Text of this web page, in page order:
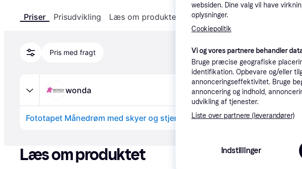
Priser Prisudvikling Læs om produktet Specifikationer
Pris med fragt
wonda
Fototapet Månedrøm med skyer og stjerner til børneværelse - 100 x 70 cm - Standard
Læs om produktet
websiden. Dine valg vil have
oplysninger.
Cookiepolitik
Vi og vores partnere behandler
Bruge præcise geografiske
identifikation. Opbevare og/eller
annonceringseffektivitet. Bruge
annoncering og indhold,
udvikling af tjenester.
Liste over partnere (leverandører)
Indstillinger